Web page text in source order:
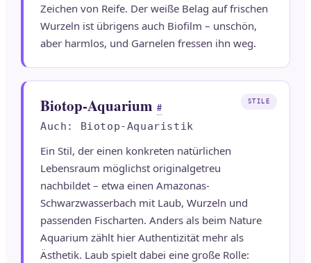
Zeichen von Reife. Der weiße Belag auf frischen
Wurzeln ist übrigens auch Biofilm – unschön,
aber harmlos, und Garnelen fressen ihn weg.
Biotop-Aquarium #
Auch: Biotop-Aquaristik
Ein Stil, der einen konkreten natürlichen
Lebensraum möglichst originalgetreu
nachbildet – etwa einen Amazonas-
Schwarzwasserbach mit Laub, Wurzeln und
passenden Fischarten. Anders als beim Nature
Aquarium zählt hier Authentizität mehr als
Ästhetik. Laub spielt dabei eine große Rolle:
STILE